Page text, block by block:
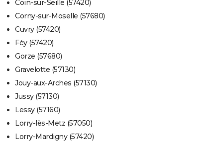
Coin-sur-Seille (57420)
Corny-sur-Moselle (57680)
Cuvry (57420)
Féy (57420)
Gorze (57680)
Gravelotte (57130)
Jouy-aux-Arches (57130)
Jussy (57130)
Lessy (57160)
Lorry-lès-Metz (57050)
Lorry-Mardigny (57420)